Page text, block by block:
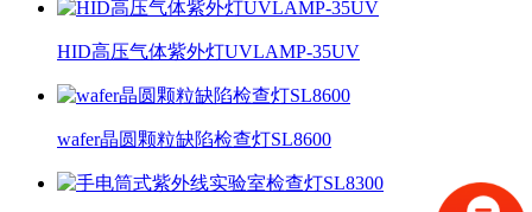
HID高压气体紫外灯UVLAMP-35UV
wafer晶圆颗粒缺陷检查灯SL8600